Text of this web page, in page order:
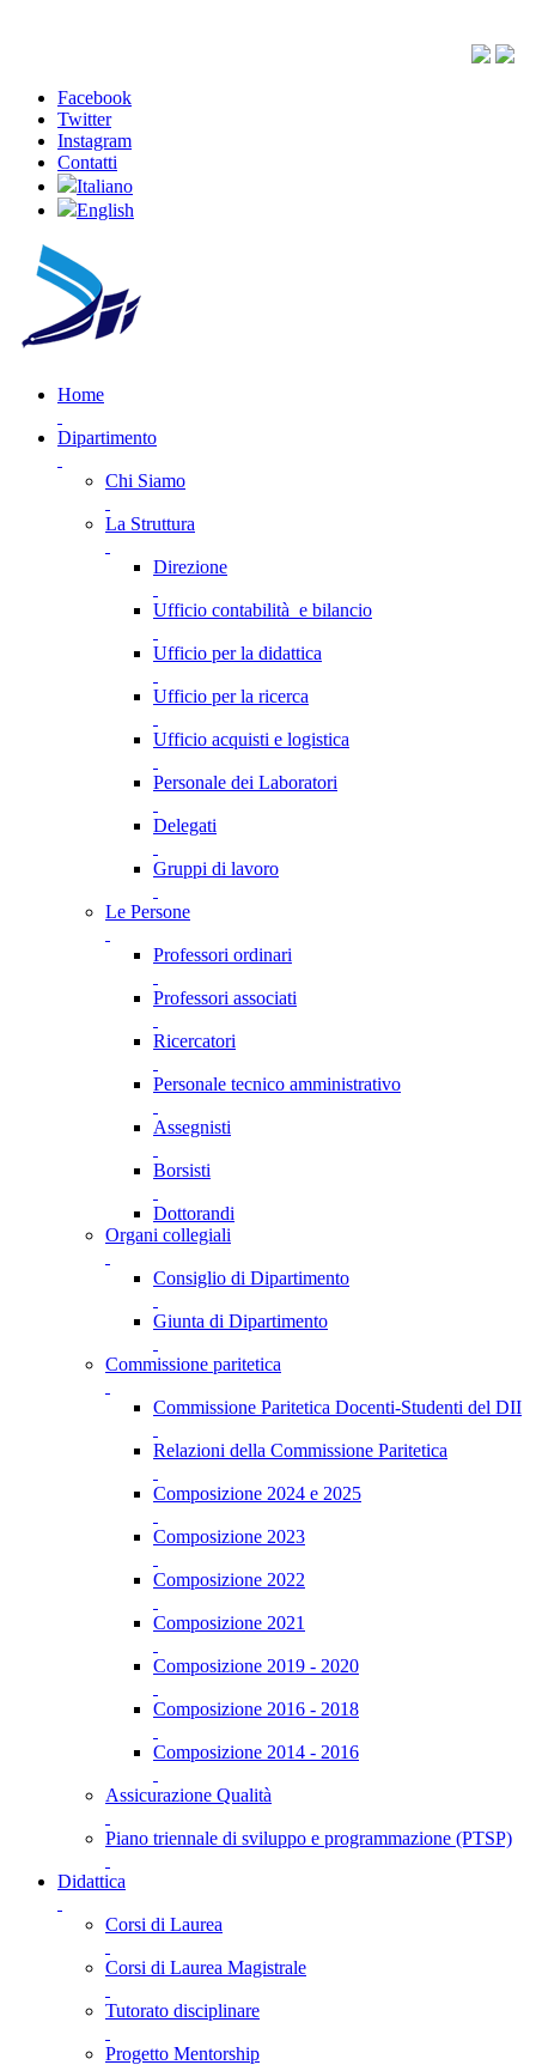
Facebook
Twitter
Instagram
Contatti
Italiano
English
Home
Dipartimento
Chi Siamo
La Struttura
Direzione
Ufficio contabilità e bilancio
Ufficio per la didattica
Ufficio per la ricerca
Ufficio acquisti e logistica
Personale dei Laboratori
Delegati
Gruppi di lavoro
Le Persone
Professori ordinari
Professori associati
Ricercatori
Personale tecnico amministrativo
Assegnisti
Borsisti
Dottorandi
Organi collegiali
Consiglio di Dipartimento
Giunta di Dipartimento
Commissione paritetica
Commissione Paritetica Docenti-Studenti del DII
Relazioni della Commissione Paritetica
Composizione 2024 e 2025
Composizione 2023
Composizione 2022
Composizione 2021
Composizione 2019 - 2020
Composizione 2016 - 2018
Composizione 2014 - 2016
Assicurazione Qualità
Piano triennale di sviluppo e programmazione (PTSP)
Didattica
Corsi di Laurea
Corsi di Laurea Magistrale
Tutorato disciplinare
Progetto Mentorship